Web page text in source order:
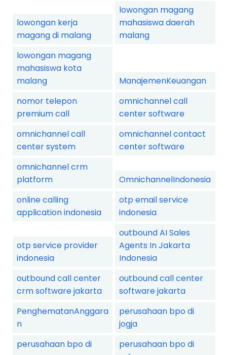
lowongan kerja
magang di malang
lowongan magang
mahasiswa daerah
malang
lowongan magang
mahasiswa kota
malang
ManajemenKeuangan
nomor telepon
premium call
omnichannel call
center software
omnichannel call
center system
omnichannel contact
center software
omnichannel crm
platform
OmnichannelIndonesia
online calling
application indonesia
otp email service
indonesia
otp service provider
indonesia
outbound AI Sales
Agents In Jakarta
Indonesia
outbound call center
crm software jakarta
outbound call center
software jakarta
PenghematanAnggara
n
perusahaan bpo di
jogja
perusahaan bpo di
perusahaan bpo di